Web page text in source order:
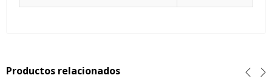
Productos relacionados